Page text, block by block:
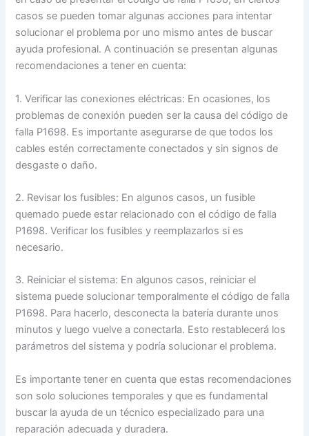
casos se pueden tomar algunas acciones para intentar
solucionar el problema por uno mismo antes de buscar
ayuda profesional. A continuación se presentan algunas
recomendaciones a tener en cuenta:
1. Verificar las conexiones eléctricas: En ocasiones, los
problemas de conexión pueden ser la causa del código de
falla P1698. Es importante asegurarse de que todos los
cables estén correctamente conectados y sin signos de
desgaste o daño.
2. Revisar los fusibles: En algunos casos, un fusible
quemado puede estar relacionado con el código de falla
P1698. Verificar los fusibles y reemplazarlos si es
necesario.
3. Reiniciar el sistema: En algunos casos, reiniciar el
sistema puede solucionar temporalmente el código de falla
P1698. Para hacerlo, desconecta la batería durante unos
minutos y luego vuelve a conectarla. Esto restablecerá los
parámetros del sistema y podría solucionar el problema.
Es importante tener en cuenta que estas recomendaciones
son solo soluciones temporales y que es fundamental
buscar la ayuda de un técnico especializado para una
reparación adecuada y duradera.